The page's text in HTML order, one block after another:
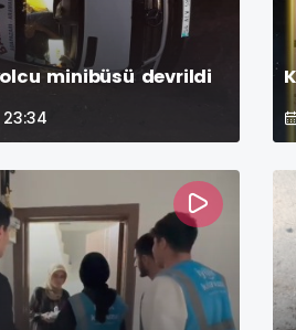
minibüsü devrildi